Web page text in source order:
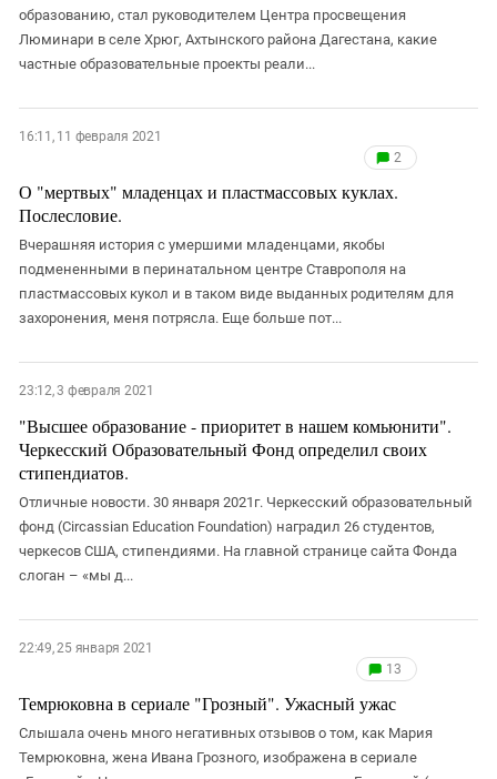
образованию, стал руководителем Центра просвещения
Люминари в селе Хрюг, Ахтынского района Дагестана, какие
частные образовательные проекты реали...
16:11, 11 февраля 2021
2
О "мертвых" младенцах и пластмассовых куклах.
Послесловие.
Вчерашняя история с умершими младенцами, якобы
подмененными в перинатальном центре Ставрополя на
пластмассовых кукол и в таком виде выданных родителям для
захоронения, меня потрясла. Еще больше пот...
23:12, 3 февраля 2021
"Высшее образование - приоритет в нашем комьюнити".
Черкесский Образовательный Фонд определил своих
стипендиатов.
Отличные новости. 30 января 2021г. Черкесский образовательный
фонд (Circassian Education Foundation) наградил 26 студентов,
черкесов США, стипендиями. На главной странице сайта Фонда
слоган – «мы д...
22:49, 25 января 2021
13
Темрюковна в сериале "Грозный". Ужасный ужас
Слышала очень много негативных отзывов о том, как Мария
Темрюковна, жена Ивана Грозного, изображена в сериале